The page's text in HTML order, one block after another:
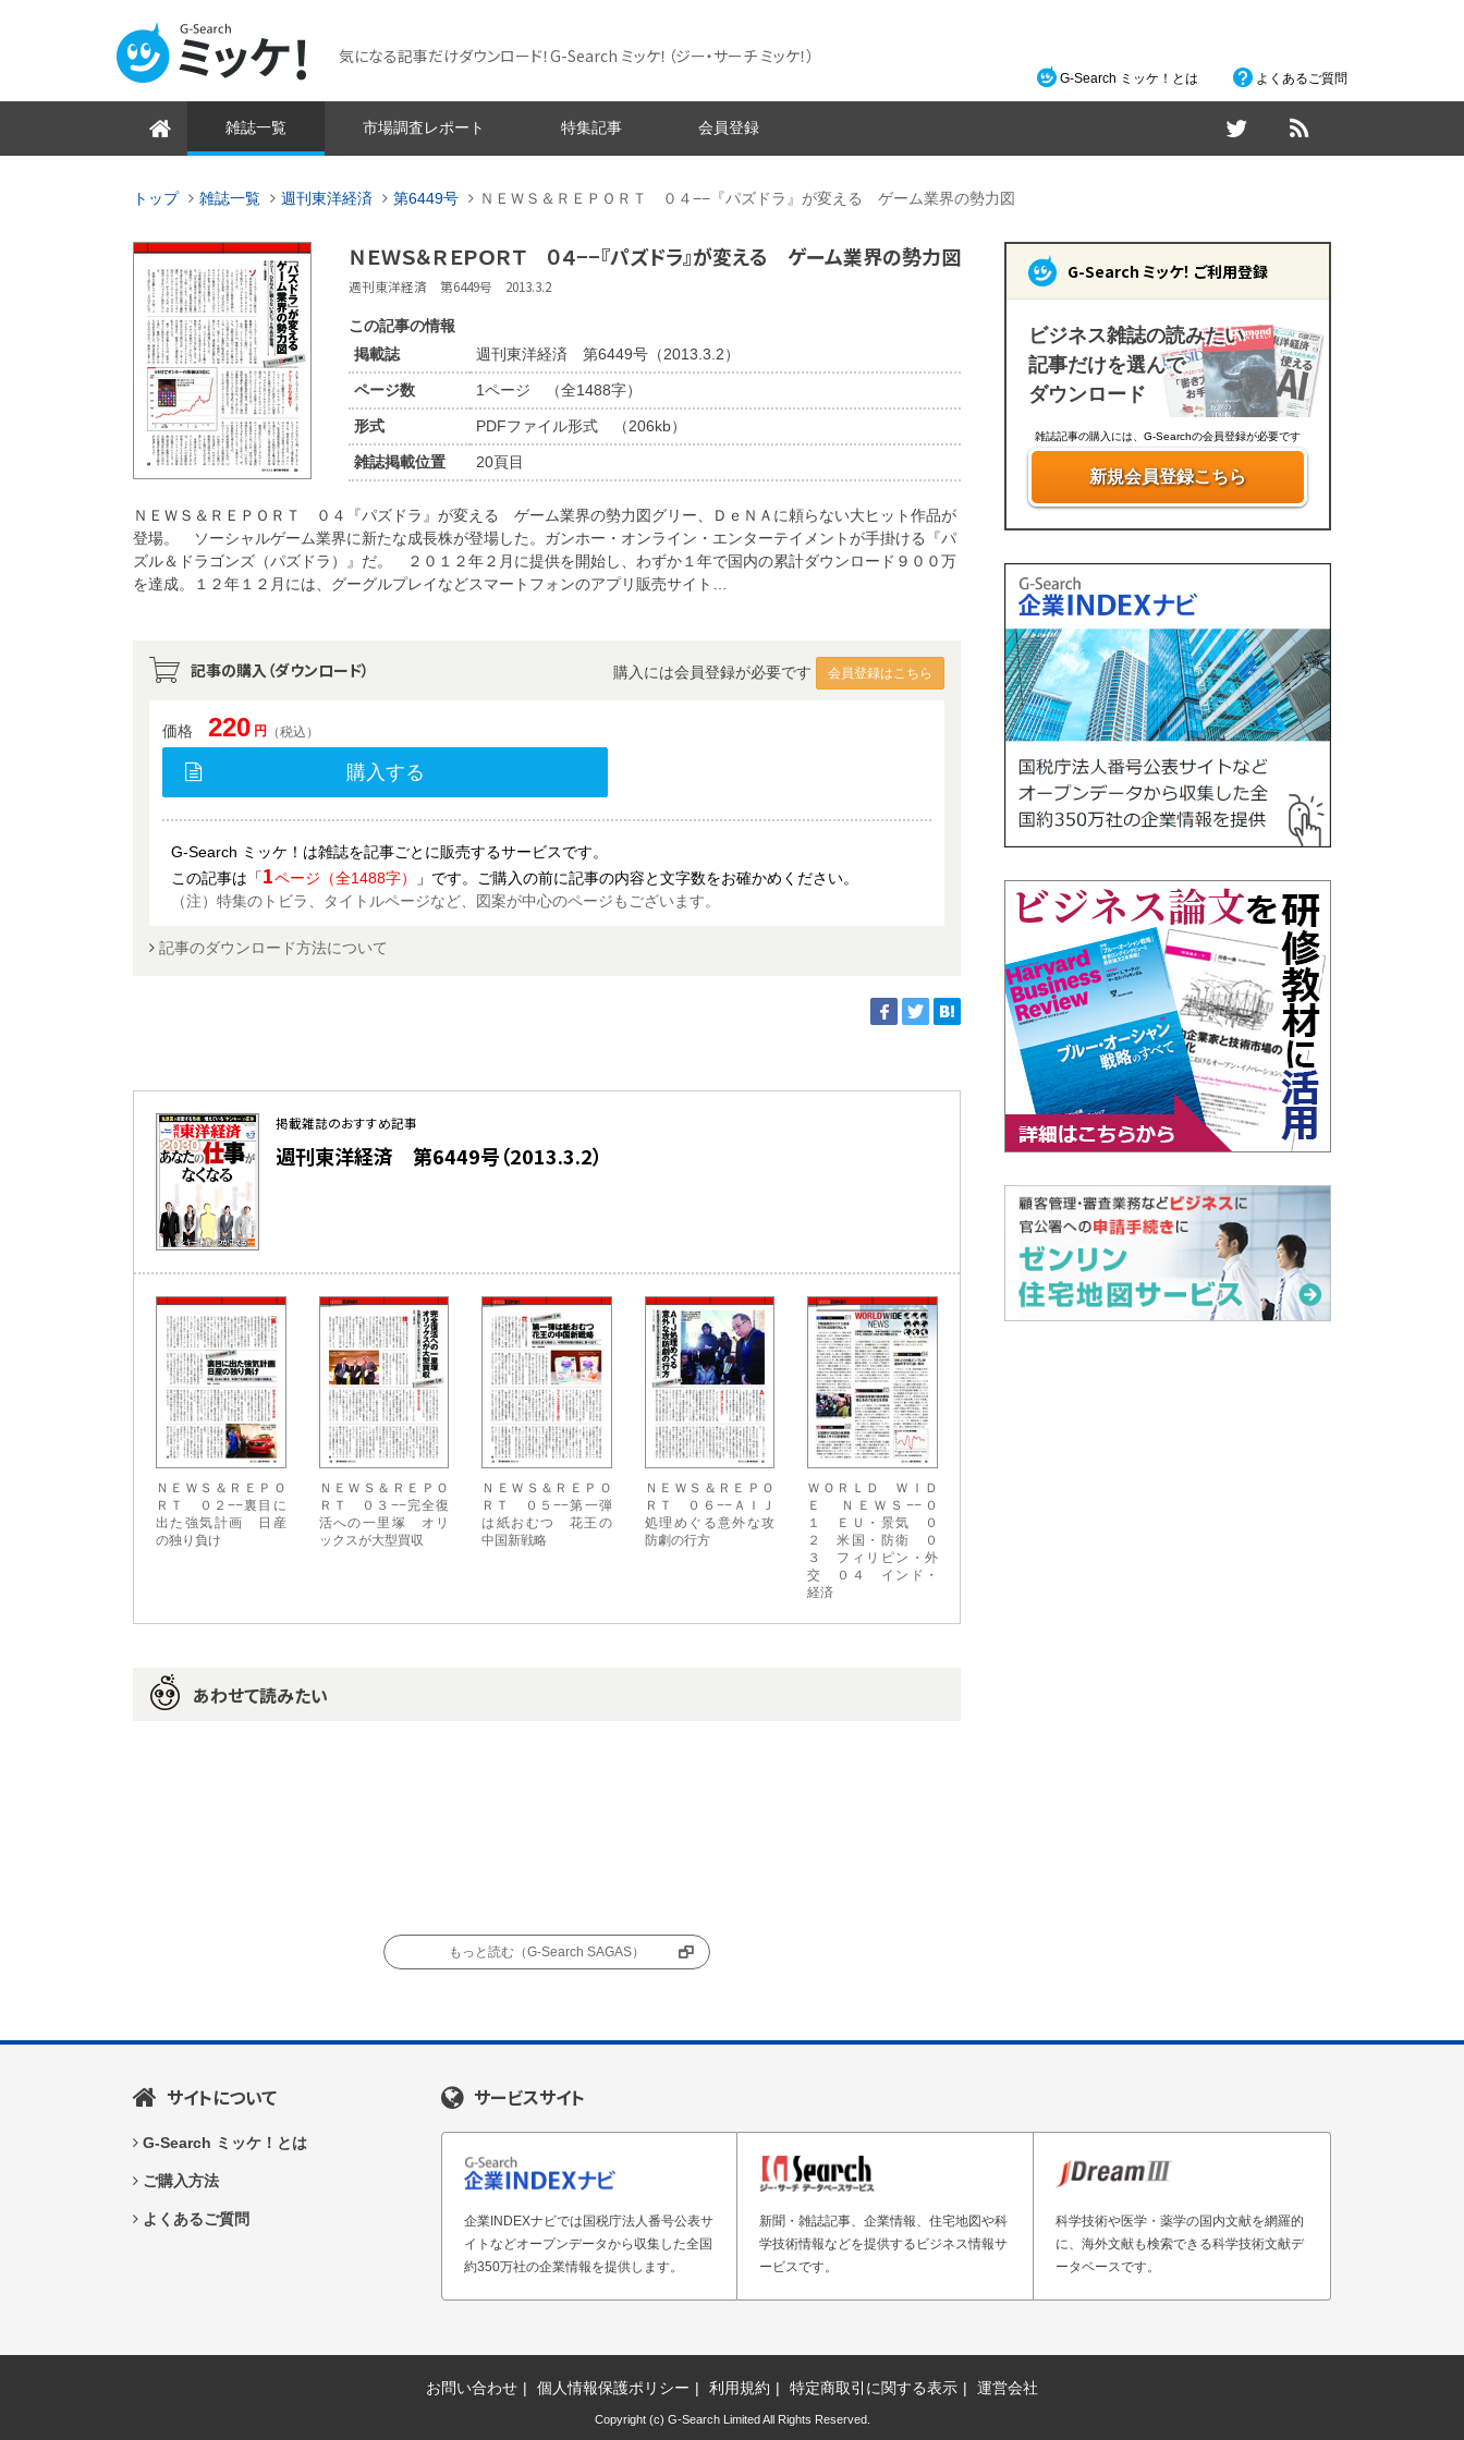
気になる記事だけダウンロード！G-Search ミッケ！ （ジー・サーチ ミッケ！）
G-Search ミッケ！とは よくあるご質問
雑誌一覧 市場調査レポート 特集記事 会員登録
トップ 雑誌一覧 週刊東洋経済 第6449号 ＮＥＷＳ＆ＲＥＰＯＲＴ ０４−−『パズドラ』が変える ゲーム業界の勢力図
ＮＥＷＳ＆ＲＥＰＯＲＴ ０４−−『パズドラ』が変える ゲーム業界の勢力図
週刊東洋経済 第6449号 2013.3.2
この記事の情報
掲載誌
週刊東洋経済 第6449号（2013.3.2）
ページ数 1ページ （全1488字）
形式 PDFファイル形式 （206kb）
雑誌掲載位置 20頁目
ＮＥＷＳ＆ＲＥＰＯＲＴ ０４『パズドラ』が変える ゲーム業界の勢力図グリー、ＤｅＮＡに頼らない大ヒット作品が
登場。 ソーシャルゲーム業界に新たな成長株が登場した。ガンホー・オンライン・エンターテイメントが手掛ける『パ
ズル＆ドラゴンズ（パズドラ）』だ。 ２０１２年２月に提供を開始し、わずか１年で国内の累計ダウンロード９００万
を達成。１２年１２月には、グーグルプレイなどスマートフォンのアプリ販売サイト…
記事の購入（ダウンロード） 購入には会員登録が必要です 会員登録はこちら
価格 220 円 （税込）
購入する
G-Search ミッケ！は雑誌を記事ごとに販売するサービスです。
この記事は「1ページ（全1488字）
」です。ご購入の前に記事の内容と文字数をお確かめください。
（注）特集のトビラ、タイトルページなど、図案が中心のページもございます。
記事のダウンロード方法について
掲載雑誌のおすすめ記事
週刊東洋経済 第6449号（2013.3.2）
ＮＥＷＳ＆ＲＥＰＯ
ＲＴ ０２−−裏目に
出た強気計画 日産
の独り負け
ＮＥＷＳ＆ＲＥＰＯ
ＲＴ ０３−−完全復
活への一里塚 オリ
ックスが大型買収
ＮＥＷＳ＆ＲＥＰＯ
ＲＴ ０５−−第一弾
は紙おむつ 花王の
中国新戦略
ＮＥＷＳ＆ＲＥＰＯ
ＲＴ ０６−−ＡＩＪ
処理めぐる意外な攻
防劇の行方
ＷＯＲＬＤ ＷＩＤ
Ｅ ＮＥＷＳ−−０
１ ＥＵ・景気 ０
２ 米国・防衛 ０
３ フィリピン・外
交 ０４ インド・
経済
あわせて読みたい
もっと読む（G-Search SAGAS）
G-Search ミッケ！ ご利用登録
ビジネス雑誌の読みたい
記事だけを選んで
ダウンロード
雑誌記事の購入には、G-Searchの会員登録が必要です
新規会員登録こちら
サイトについて
G-Search ミッケ！とは
ご購入方法
よくあるご質問
サービスサイト
企業INDEXナビでは国税庁法人番号公表サ
イトなどオープンデータから収集した全国
約350万社の企業情報を提供します。
新聞・雑誌記事、企業情報、住宅地図や科
学技術情報などを提供するビジネス情報サ
ービスです。
科学技術や医学・薬学の国内文献を網羅的
に、海外文献も検索できる科学技術文献デ
ータベースです。
お問い合わせ 個人情報保護ポリシー 利用規約 特定商取引に関する表示 運営会社
Copyright (c) G-Search Limited All Rights Reserved.